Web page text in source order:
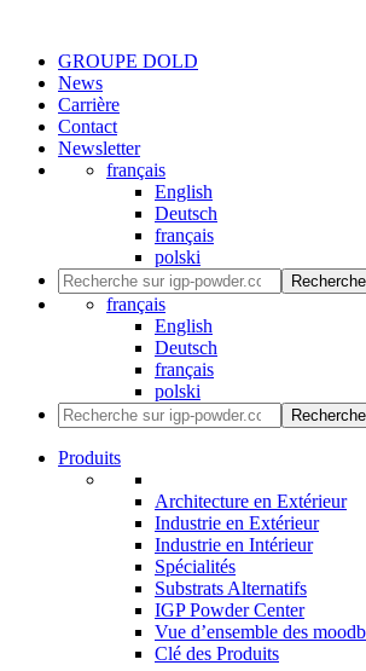
GROUPE DOLD
News
Carrière
Contact
Newsletter
français
English
Deutsch
français
polski
Recherche
français
English
Deutsch
français
polski
Recherche
Produits
Architecture en Extérieur
Industrie en Extérieur
Industrie en Intérieur
Spécialités
Substrats Alternatifs
IGP Powder Center
Vue d’ensemble des
Clé des Produits